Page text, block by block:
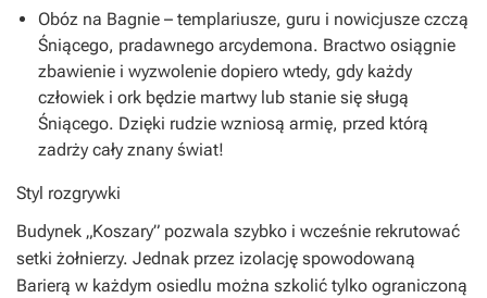
Obóz na Bagnie – templariusze, guru i nowicjusze czczą
Śniącego, pradawnego arcydemona. Bractwo osiągnie
zbawienie i wyzwolenie dopiero wtedy, gdy każdy
człowiek i ork będzie martwy lub stanie się sługą
Śniącego. Dzięki rudzie wzniosą armię, przed którą
zadrży cały znany świat!
Styl rozgrywki
Budynek „Koszary” pozwala szybko i wcześnie rekrutować
setki żołnierzy. Jednak przez izolację spowodowaną
Barierą w każdym osiedlu można szkolić tylko ograniczoną